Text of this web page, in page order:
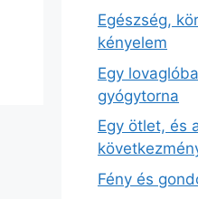
Egészség,
kényelem
Egy
gyógytorna
Egy ötlet, és
Fény és